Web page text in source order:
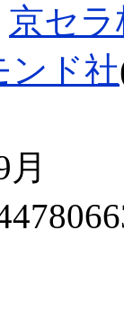
京セ
ンド社